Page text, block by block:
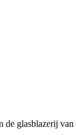
glasblazerij